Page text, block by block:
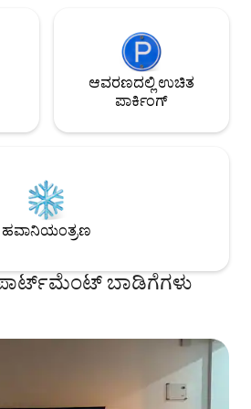
ಆವರಣದಲ್ಲಿ ಉಚಿತ
ಪಾರ್ಕಿಂಗ್
ಹವಾನಿಯಂತ್ರಣ
ಬಾಡಿಗೆಗಳು